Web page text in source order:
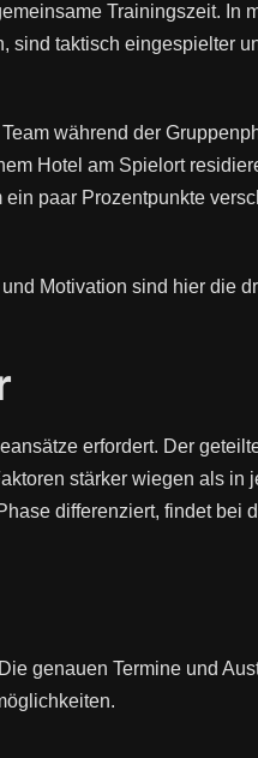
Trainingszeit. In
sind taktisch eingespielter
während der
Hotel am Spielort
paar Prozentpunkte
Motivation sind hier die
erfordert. Der
stärker wiegen als in
differenziert, findet bei
genauen Termine und